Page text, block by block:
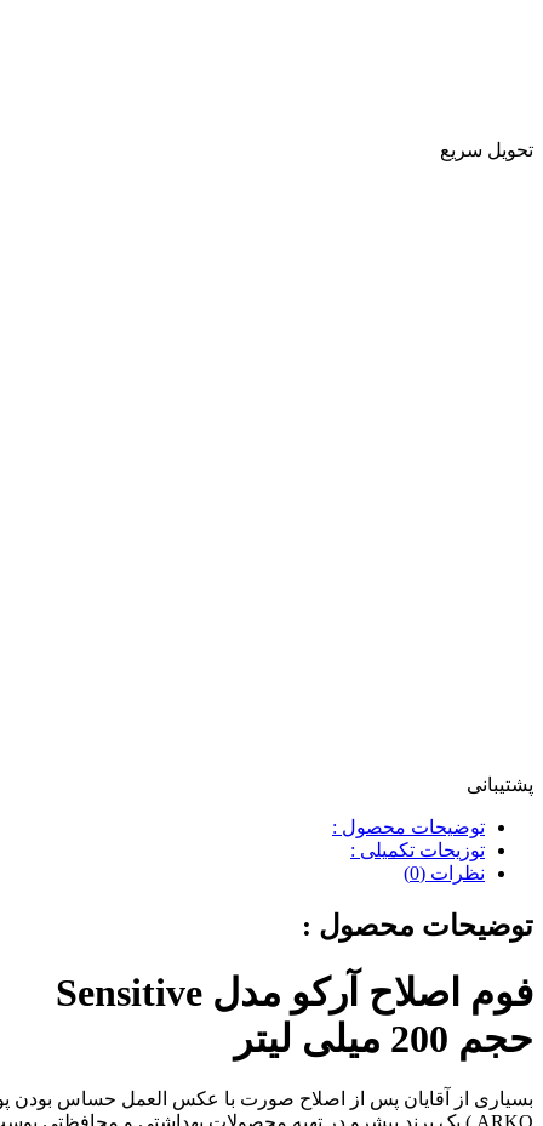
تحویل سریع
پشتیبانی
توضیحات محصول :
توزیحات تکمیلی :
نظرات (0)
توضیحات محصول :
فوم اصلاح آرکو مدل Sensitive
حجم 200 میلی لیتر
بسیاری از آقایان پس از اصلاح صورت با عکس العمل حساس بودن
ARKO
) یک برند پیشرو در تهیه محصولات بهداشتی و محافظتی